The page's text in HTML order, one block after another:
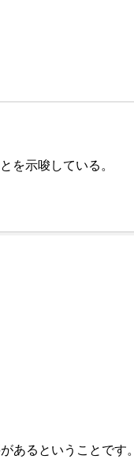
を示唆している。
あるということです。